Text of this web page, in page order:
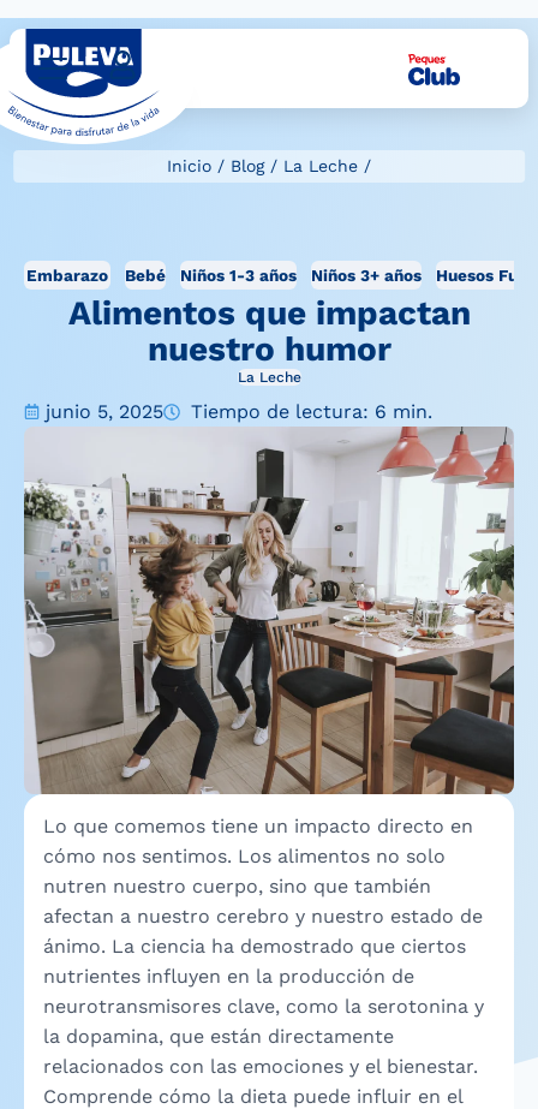
Inicio / Blog/ La Leche /
Embarazo Bebé Niños 1-3 años Niños 3+ años Huesos
Alimentos que impactan
nuestro humor
La Leche
junio 5, 2025 Tiempo de lectura: 6 min.
Lo que comemos tiene un impacto directo en
cómo nos sentimos. Los alimentos no solo
nutren nuestro cuerpo, sino que también
afectan a nuestro cerebro y nuestro estado de
ánimo. La ciencia ha demostrado que ciertos
nutrientes influyen en la producción de
neurotransmisores clave, como la serotonina y
la dopamina, que están directamente
relacionados con las emociones y el bienestar.
Comprende cómo la dieta puede influir en el